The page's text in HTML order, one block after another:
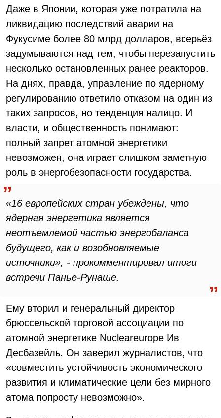
Даже в Японии, которая уже потратила на
ликвидацию последствий аварии на
Фукусиме более 80 млрд долларов, всерьёз
задумываются над тем, чтобы перезапустить
несколько остановленных ранее реакторов.
На днях, правда, управление по ядерному
регулированию ответило отказом на один из
таких запросов, но тенденция налицо. И
власти, и общественность понимают:
полный запрет атомной энергетики
невозможен, она играет слишком заметную
роль в энергобезопасности государства.
«16 европейских стран убеждены, что
ядерная энергетика является
неотъемлемой частью энергобаланса
будущего, как и возобновляемые
источники», - прокомментировал итоги
встречи Панье-Рунаше.
Ему вторил и генеральный директор
брюссельской торговой ассоциации по
атомной энергетике Nucleareurope Ив
Десбазейль. Он заверил журналистов, что
«совместить устойчивость экономического
развития и климатические цели без мирного
атома попросту невозможно».